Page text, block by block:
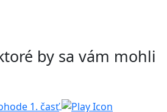
by sa vám mohli